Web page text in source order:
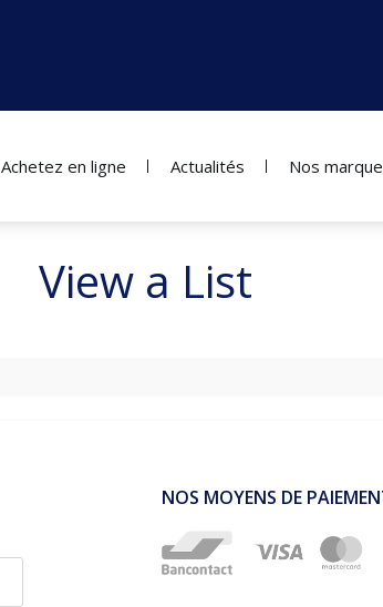
Achetez en ligne Actualités Nos
View a List
NOS MOYENS DE